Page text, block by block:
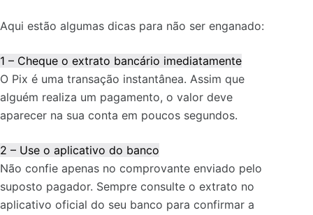
Aqui estão algumas dicas para não ser enganado:
1 – Cheque o extrato bancário imediatamente
O Pix é uma transação instantânea. Assim que
alguém realiza um pagamento, o valor deve
aparecer na sua conta em poucos segundos.
2 – Use o aplicativo do banco
Não confie apenas no comprovante enviado pelo
suposto pagador. Sempre consulte o extrato no
aplicativo oficial do seu banco para confirmar a